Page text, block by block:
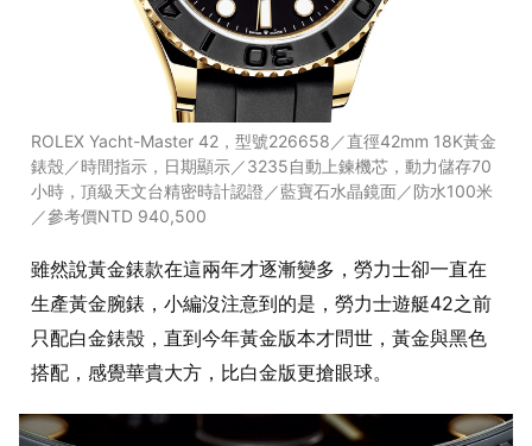
ROLEX Yacht-Master 42，型號226658／直徑42mm 18K黃金
錶殼／時間指示，日期顯示／3235自動上鍊機芯，動力儲存70
小時，頂級天文台精密時計認證／藍寶石水晶鏡面／防水100米
／參考價NTD 940,500
雖然說黃金錶款在這兩年才逐漸變多，勞力士卻一直在
生產黃金腕錶，小編沒注意到的是，勞力士遊艇42之前
只配白金錶殼，直到今年黃金版本才問世，黃金與黑色
搭配，感覺華貴大方，比白金版更搶眼球。